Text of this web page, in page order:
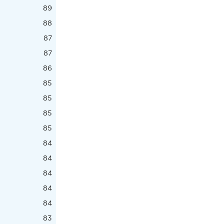
89
88
87
87
86
85
85
85
85
84
84
84
84
84
83